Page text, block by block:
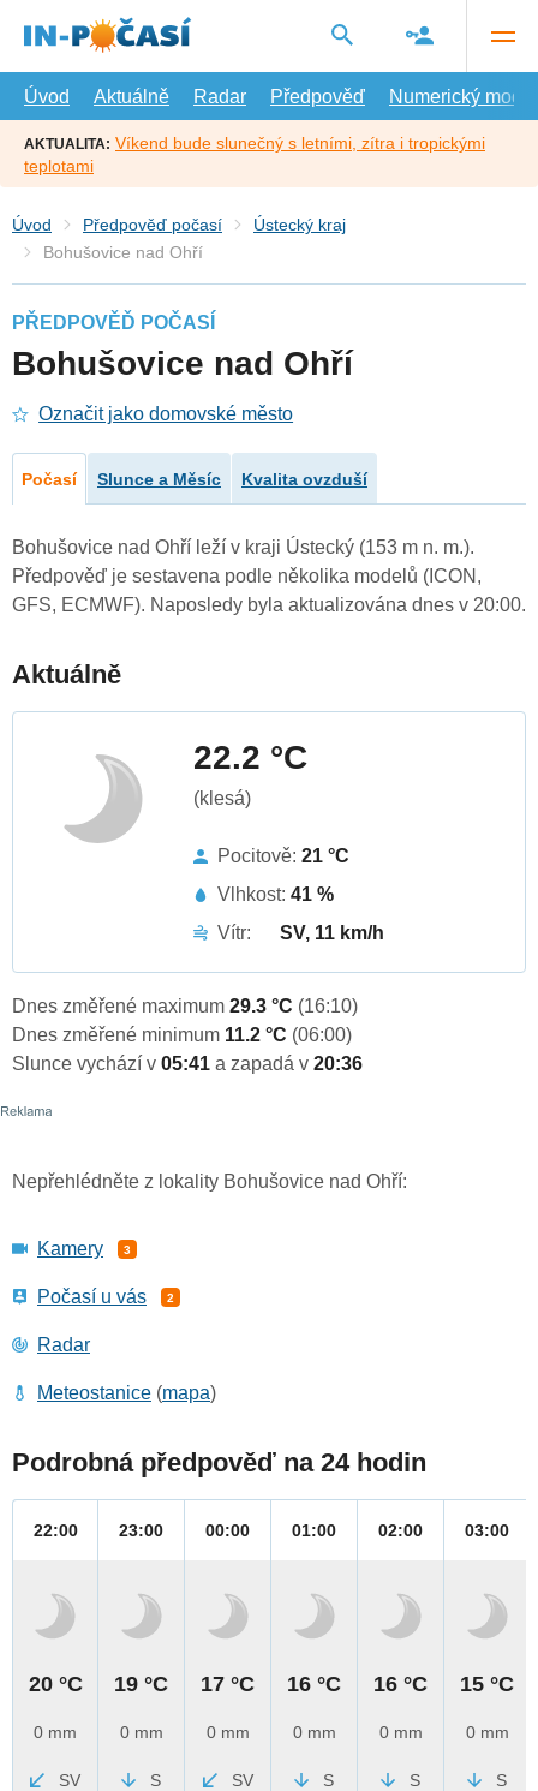
hlavní
Úvod
Aktuálně Radar Předpověď Numerický model
AKTUALITA: Víkend bude slunečný s letními, zítra i tropickými
teplotami
Úvod Předpověď počasí
Ústecký kraj
Bohušovice nad Ohří
PŘEDPOVĚĎ POČASÍ
Bohušovice nad Ohří
Označit jako domovské město
Počasí Slunce a Měsíc Kvalita ovzduší
Bohušovice nad Ohří leží v kraji Ústecký (153 m n. m.).
Předpověď je sestavena podle několika modelů (ICON,
GFS, ECMWF). Naposledy byla aktualizována dnes v 20:00.
Aktuálně
22.2 °C
(klesá)
Pocitově: 21 °C
Vlhkost: 41 %
Vítr:
SV, 11 km/h
Dnes změřené maximum 29.3 °C (16:10)
Dnes změřené minimum 11.2 °C (06:00)
Slunce vychází v 05:41 a zapadá v 20:36
Nepřehlédněte z lokality Bohušovice nad Ohří:
Kamery 3
Počasí u vás 2
Radar
Meteostanice (mapa)
Podrobná předpověď na 24 hodin
22:00
20 °C
0 mm
SV
23:00
19 °C
0 mm
S
00:00
17 °C
0 mm
SV
01:00
16 °C
0 mm
S
02:00
16 °C
0 mm
S
03:00
15 °C
0 mm
S